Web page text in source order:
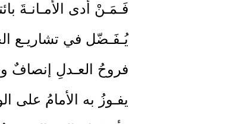
فَـمَـنْ أدى الأمـانـةَ
يُـفَـضّل في تشاريـع
فروحُ العـدلِ
يفـوزُ به الأمامُ على